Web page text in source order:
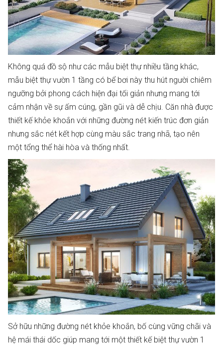
Không quá đồ sộ như các mẫu biệt thự nhiều tầng khác,
mẫu biệt thự vườn 1 tầng có bể bơi này thu hút người chiêm
ngưỡng bởi phong cách hiện đại tối giản nhưng mang tới
cảm nhận về sự ấm cúng, gần gũi và dễ chịu. Căn nhà được
thiết kế khỏe khoắn với những đường nét kiến trúc đơn giản
nhưng sắc nét kết hợp cùng màu sắc trang nhã, tạo nên
một tổng thể hài hòa và thống nhất.
Sở hữu những đường nét khỏe khoắn, bố cùng vững chãi và
hệ mái thái dốc giúp mang tới một thiết kế biệt thự vườn 1